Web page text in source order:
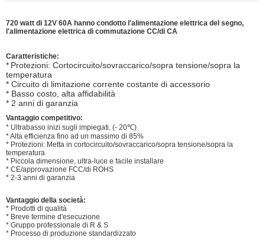
720 watt di 12V 60A hanno condotto l'alimentazione elettrica del segno,
l'alimentazione elettrica di commutazione CC/di CA
Caratteristiche:
* Protezioni: Cortocircuito/sovraccarico/sopra tensione/sopra la
temperatura
* Circuito di limitazione corrente costante di accessorio
* Basso costo, alta affidabilità
* 2 anni di garanzia
Vantaggio competitivo:
* Ultrabasso inizi sugli impiegati. (- 20℃)
* Alta efficienza fino ad un massimo di 85%
* Protezioni: Metta in cortocircuito/sovraccarico/sopra tensione/sopra la
temperatura
* Piccola dimensione, ultra-luce e facile installare
* CE/approvazione FCC/di ROHS
* 2-3 anni di garanzia
Vantaggio della società:
* Prodotti di qualità
* Breve termine d'esecuzione
* Gruppo professionale di R & S
* Processo di produzione standardizzato